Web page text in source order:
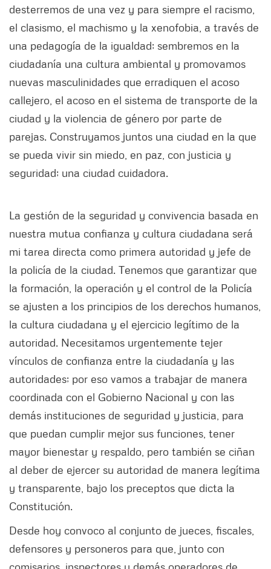
desterremos de una vez y para siempre el racismo,
el clasismo, el machismo y la xenofobia, a través de
una pedagogía de la igualdad; sembremos en la
ciudadanía una cultura ambiental y promovamos
nuevas masculinidades que erradiquen el acoso
callejero, el acoso en el sistema de transporte de la
ciudad y la violencia de género por parte de
parejas. Construyamos juntos una ciudad en la que
se pueda vivir sin miedo, en paz, con justicia y
seguridad; una ciudad cuidadora.
La gestión de la seguridad y convivencia basada en
nuestra mutua confianza y cultura ciudadana será
mi tarea directa como primera autoridad y jefe de
la policía de la ciudad. Tenemos que garantizar que
la formación, la operación y el control de la Policía
se ajusten a los principios de los derechos humanos,
la cultura ciudadana y el ejercicio legítimo de la
autoridad. Necesitamos urgentemente tejer
vínculos de confianza entre la ciudadanía y las
autoridades; por eso vamos a trabajar de manera
coordinada con el Gobierno Nacional y con las
demás instituciones de seguridad y justicia, para
que puedan cumplir mejor sus funciones, tener
mayor bienestar y respaldo, pero también se ciñan
al deber de ejercer su autoridad de manera legítima
y transparente, bajo los preceptos que dicta la
Constitución.
Desde hoy convoco al conjunto de jueces, fiscales,
defensores y personeros para que, junto con
comisarios, inspectores y demás operadores de